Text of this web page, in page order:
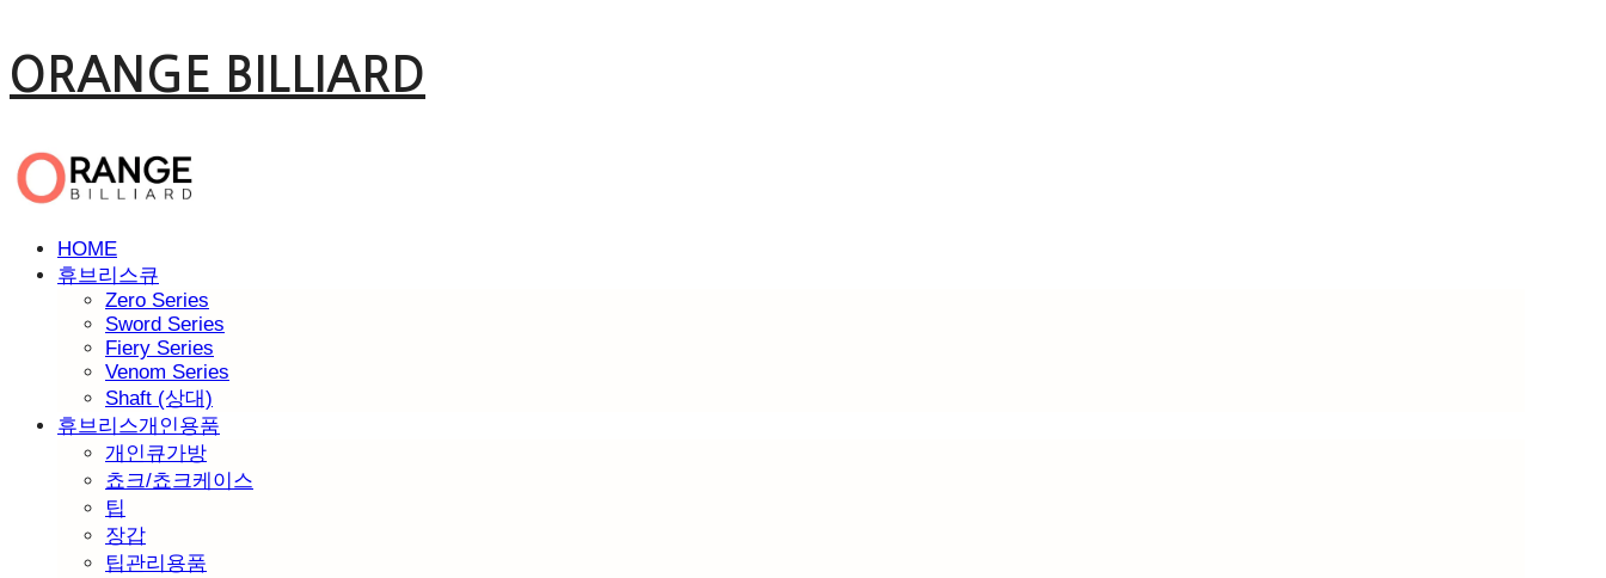
ORANGE BILLIARD
HOME
휴브리스큐
Zero Series
Sword Series
Fiery Series
Venom Series
Shaft (상대)
휴브리스개인용품
개인큐가방
쵸크/쵸크케이스
팁
장갑
팁관리용품